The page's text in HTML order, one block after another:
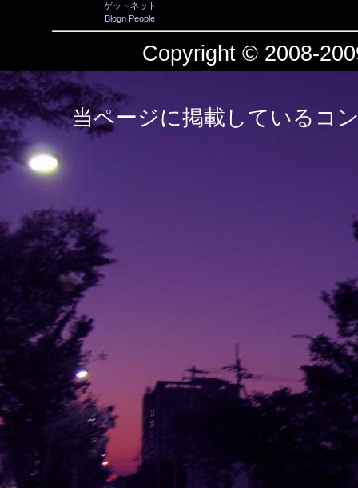
ゲットネット
Blogn People
Copyright © 2008-
当ページに掲載しているコ